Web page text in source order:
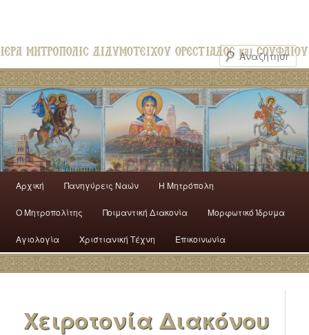
Αρχική Πανηγύρεις Ναών H Mητρόπολη
Ο Mητροπολίτης Ποιμαντική Διακονία Μορφωτικό Ίδρυμα
Αγιολογία Χριστιανική Τέχνη Επικοινωνία
Χειροτονία Διακόνου